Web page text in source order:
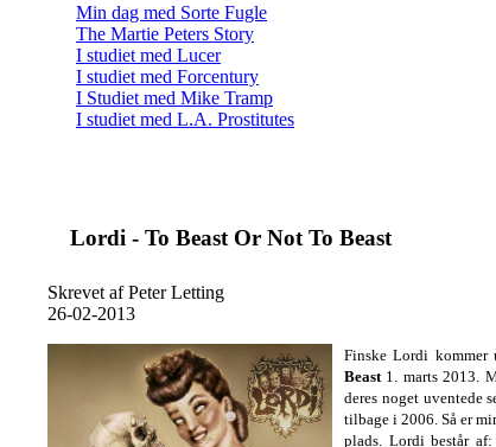
Min dag med Sorte Fugle
The Martie Peters Story
I studiet med Lucer
I studiet med Forcentury
I Studiet med Mike Tramp
I studiet med L.A. Prostitutes
Lordi - To Beast Or Not To Beast
Skrevet af Peter Letting
26-02-2013
Finske Lordi
Beast1. marts 2013.
deres noget uventede
tilbage i 2006. Så er
plads. Lordi består